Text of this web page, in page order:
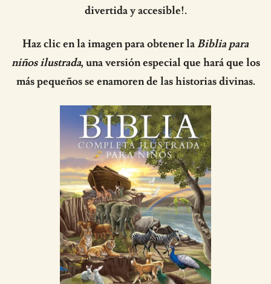
divertida y accesible!.
Haz clic en la imagen para obtener laBiblia para
niños ilustrada, una versión especial que hará que los
más pequeños se enamoren de las historias divinas.